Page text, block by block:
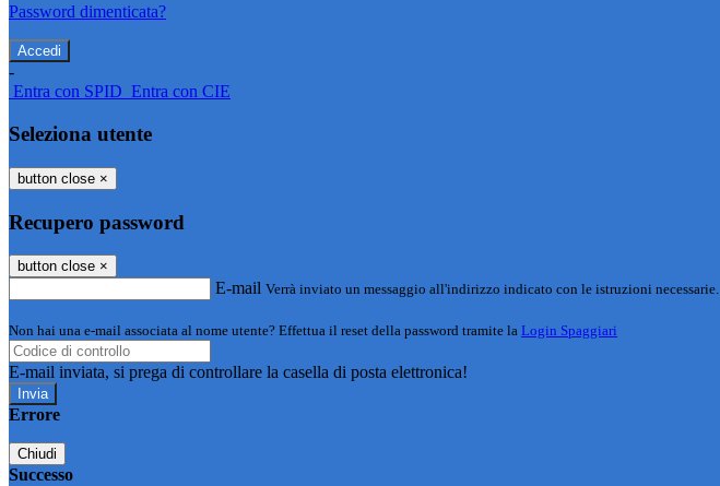
Password dimenticata?
-
Entra con SPID Entra con CIE
Seleziona utente
button close ×
Recupero password
button close ×
E-mail Verrà inviato un messaggio all'indirizzo indicato con le istruzioni necessarie.
Non hai una e-mail associata al nome utente? Effettua il reset della password tramite la Login Spaggiari
E-mail inviata, si prega di controllare la casella di posta elettronica!
Errore
Chiudi
Successo